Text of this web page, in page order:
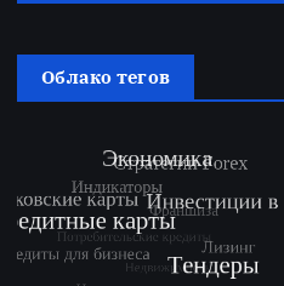
Облако тегов